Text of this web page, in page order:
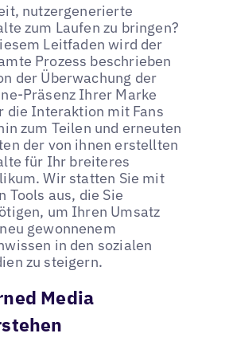
nutzergenerierte
zum Laufen zu bringen?
Leitfaden wird der
Prozess beschrieben
der Überwachung der
Präsenz Ihrer Marke
die Interaktion mit Fans
zum Teilen und erneuten
der von ihnen erstellten
für Ihr breiteres
Wir statten Sie mit
Tools aus, die Sie
um Ihren Umsatz
gewonnenem
in den sozialen
zu steigern.
Media